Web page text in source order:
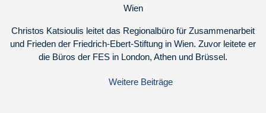
Wien
Christos Katsioulis leitet das Regionalbüro für Zusammenarbeit
und Frieden der Friedrich-Ebert-Stiftung in Wien. Zuvor leitete er
die Büros der FES in London, Athen und Brüssel.
Weitere Beiträge